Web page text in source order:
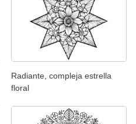
Radiante, compleja estrella
floral